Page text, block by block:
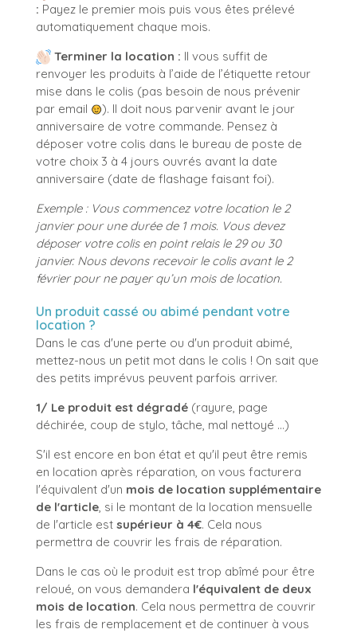
: Payez le premier mois puis vous êtes prélevé
automatiquement chaque mois.
Terminer la location : Il vous suffit de
renvoyer les produits à l’aide de l’étiquette retour
mise dans le colis (pas besoin de nous prévenir
par email
). Il doit nous parvenir avant le jour
anniversaire de votre commande. Pensez à
déposer votre colis dans le bureau de poste de
votre choix 3 à 4 jours ouvrés avant la date
anniversaire (date de flashage faisant foi).
Exemple : Vous commencez votre location le 2
janvier pour une durée de 1 mois. Vous devez
déposer votre colis en point relais le 29 ou 30
janvier. Nous devons recevoir le colis avant le 2
février pour ne payer qu’un mois de location.
Un produit cassé ou abimé pendant votre
location ?
Dans le cas d'une perte ou d'un produit abimé,
mettez-nous un petit mot dans le colis ! On sait que
des petits imprévus peuvent parfois arriver.
1/ Le produit est dégradé (rayure, page
déchirée, coup de stylo, tâche, mal nettoyé ...)
S'il est encore en bon état et qu'il peut être remis
en location après réparation, on vous facturera
l'équivalent d'un mois de location supplémentaire
de l'article, si le montant de la location mensuelle
de l'article est supérieur à 4€. Cela nous
permettra de couvrir les frais de réparation.
Dans le cas où le produit est trop abîmé pour être
reloué, on vous demandera l'équivalent de deux
mois de location. Cela nous permettra de couvrir
les frais de remplacement et de continuer à vous